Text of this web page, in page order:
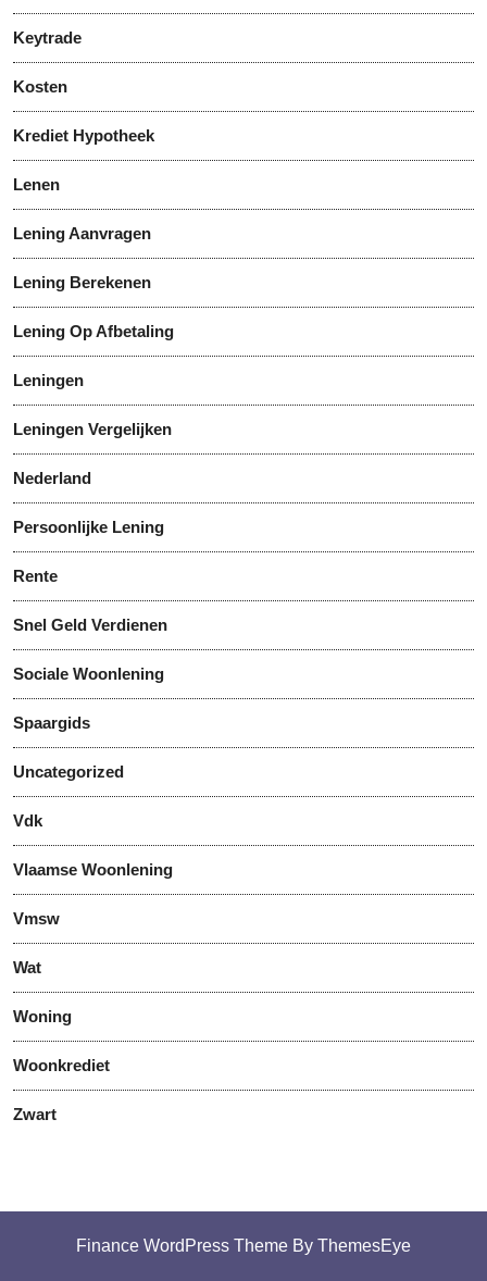
Keytrade
Kosten
Krediet Hypotheek
Lenen
Lening Aanvragen
Lening Berekenen
Lening Op Afbetaling
Leningen
Leningen Vergelijken
Nederland
Persoonlijke Lening
Rente
Snel Geld Verdienen
Sociale Woonlening
Spaargids
Uncategorized
Vdk
Vlaamse Woonlening
Vmsw
Wat
Woning
Woonkrediet
Zwart
Finance WordPress Theme By ThemesEye